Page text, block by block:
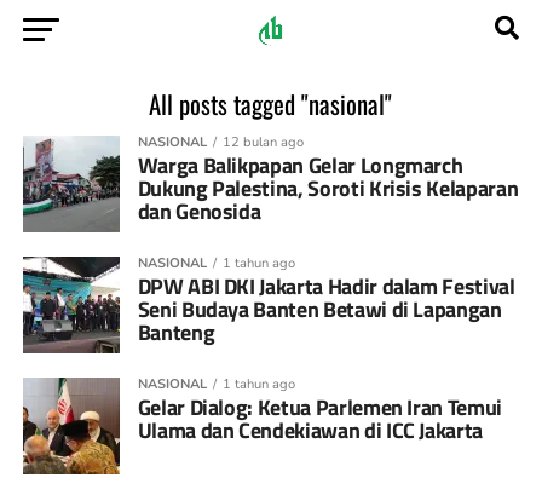
All posts tagged "nasional"
NASIONAL 12 bulan ago
Warga Balikpapan Gelar Longmarch
Dukung Palestina, Soroti Krisis Kelaparan
dan Genosida
NASIONAL 1 tahun ago
DPW ABI DKI Jakarta Hadir dalam Festival
Seni Budaya Banten Betawi di Lapangan
Banteng
NASIONAL 1 tahun ago
Gelar Dialog: Ketua Parlemen Iran Temui
Ulama dan Cendekiawan di ICC Jakarta